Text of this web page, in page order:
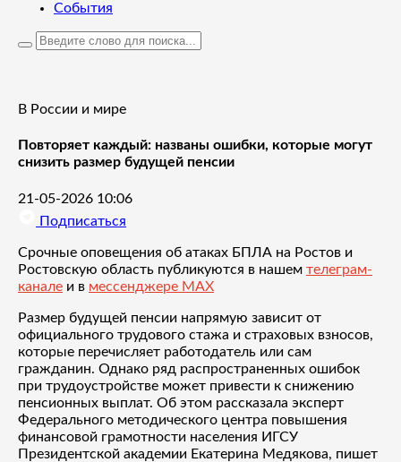
События
В России и мире
Повторяет каждый: названы ошибки, которые могут
снизить размер будущей пенсии
21-05-2026 10:06
Подписаться
Срочные оповещения об атаках БПЛА на Ростов и
Ростовскую область публикуются в нашем телеграм-
канале и в мессенджере MAX
Размер будущей пенсии напрямую зависит от
официального трудового стажа и страховых взносов,
которые перечисляет работодатель или сам
гражданин. Однако ряд распространенных ошибок
при трудоустройстве может привести к снижению
пенсионных выплат. Об этом рассказала эксперт
Федерального методического центра повышения
финансовой грамотности населения ИГСУ
Президентской академии Екатерина Медякова, пишет